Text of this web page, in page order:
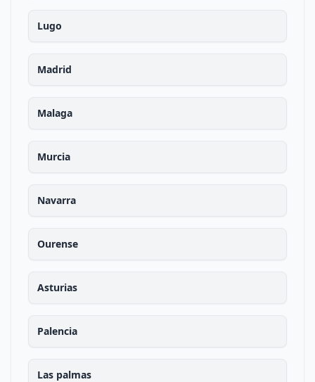
Lugo
Madrid
Malaga
Murcia
Navarra
Ourense
Asturias
Palencia
Las palmas